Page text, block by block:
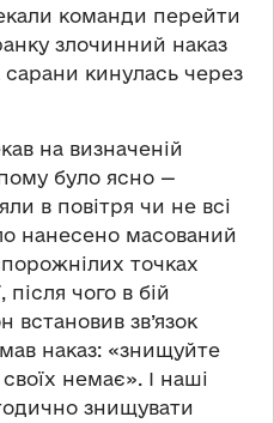
команди перейти
злочинний наказ
кинулась через
на визначеній
було ясно —
в повітря чи не всі
нанесено масований
точках
чого в бій
встановив зв’язок
наказ: «знищуйте
немає». І наші
знищувати